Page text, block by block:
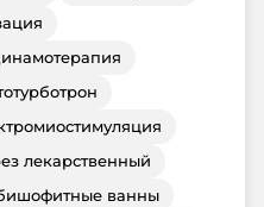
лекарственный
ванны